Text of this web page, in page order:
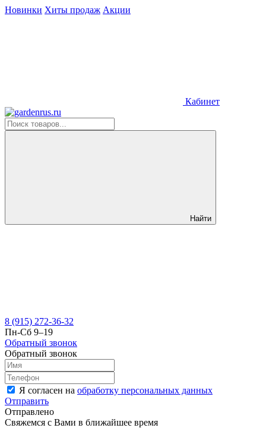
Новинки Хиты продаж Акции
Кабинет
Найти
8 (915) 272-36-32
Пн-Сб 9–19
Обратный звонок
Обратный звонок
Я согласен на обработку персональных данных
Отправить
Отправлено
Свяжемся с Вами в ближайшее время